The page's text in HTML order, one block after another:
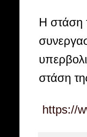
Η στάση
στάση
https://